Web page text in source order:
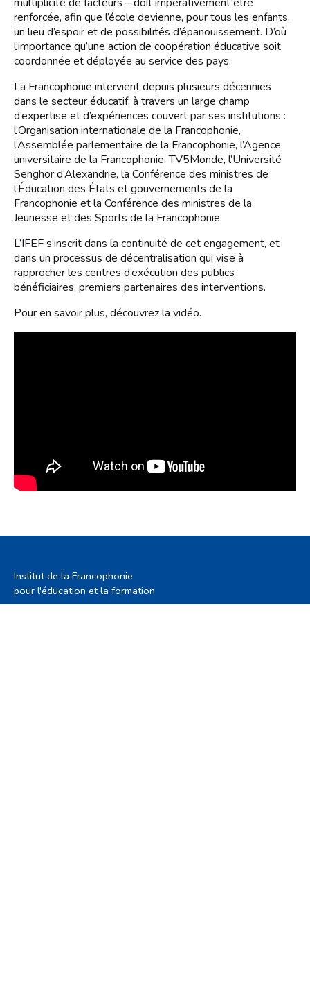
multiplicité de facteurs – doit impérativement être
renforcée, afin que l’école devienne, pour tous les enfants,
un lieu d’espoir et de possibilités d’épanouissement. D’où
l’importance qu’une action de coopération éducative soit
coordonnée et déployée au service des pays.
La Francophonie intervient depuis plusieurs décennies
dans le secteur éducatif, à travers un large champ
d’expertise et d’expériences couvert par ses institutions :
l’Organisation internationale de la Francophonie,
l’Assemblée parlementaire de la Francophonie, l’Agence
universitaire de la Francophonie, TV5Monde, l’Université
Senghor d’Alexandrie, la Conférence des ministres de
l’Éducation des États et gouvernements de la
Francophonie et la Conférence des ministres de la
Jeunesse et des Sports de la Francophonie.
L’IFEF s’inscrit dans la continuité de cet engagement, et
dans un processus de décentralisation qui vise à
rapprocher les centres d’exécution des publics
bénéficiaires, premiers partenaires des interventions.
Pour en savoir plus, découvrez la vidéo.
Institut de la Francophonie
pour l'éducation et la formation